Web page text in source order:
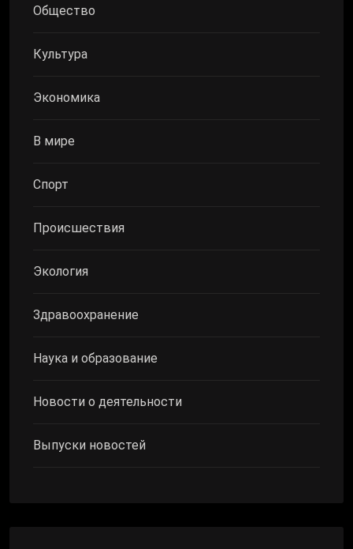
Общество
Культура
Экономика
В мире
Спорт
Происшествия
Экология
Здравоохранение
Наука и образование
Новости о деятельности
Выпуски новостей